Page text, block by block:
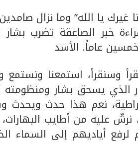
غيرك يا الله” وما نزال
خبر الصاعقة تضرب بشار
عاماً. الأسد
وسنقرأ، استمعنا ونستمع
الذي يسحق بشار ومنظومته
نعم هذا حدث ويحدث
عليه من أطايب
أياديهم إلى السماء